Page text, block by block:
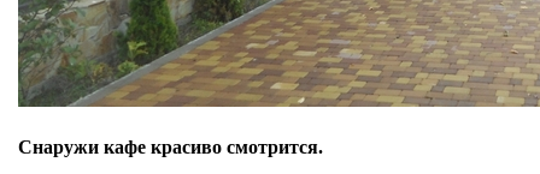
Снаружи кафе красиво смотрится.